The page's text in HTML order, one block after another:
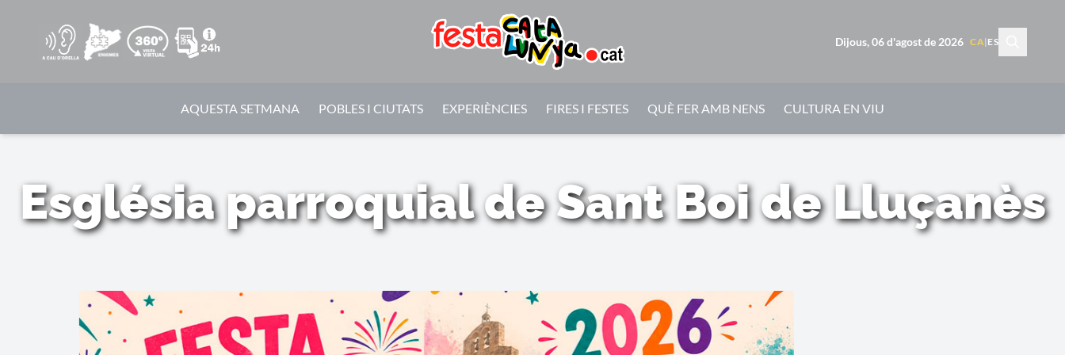
Dijous, 06 d'agost de 2026 CA| ES
AQUESTA SETMANA POBLES I CIUTATS EXPERIÈNCIES FIRES I FESTES QUÈ FER AMB NENS CULTURA EN VIU
Església parroquial de Sant Boi de Lluçanès